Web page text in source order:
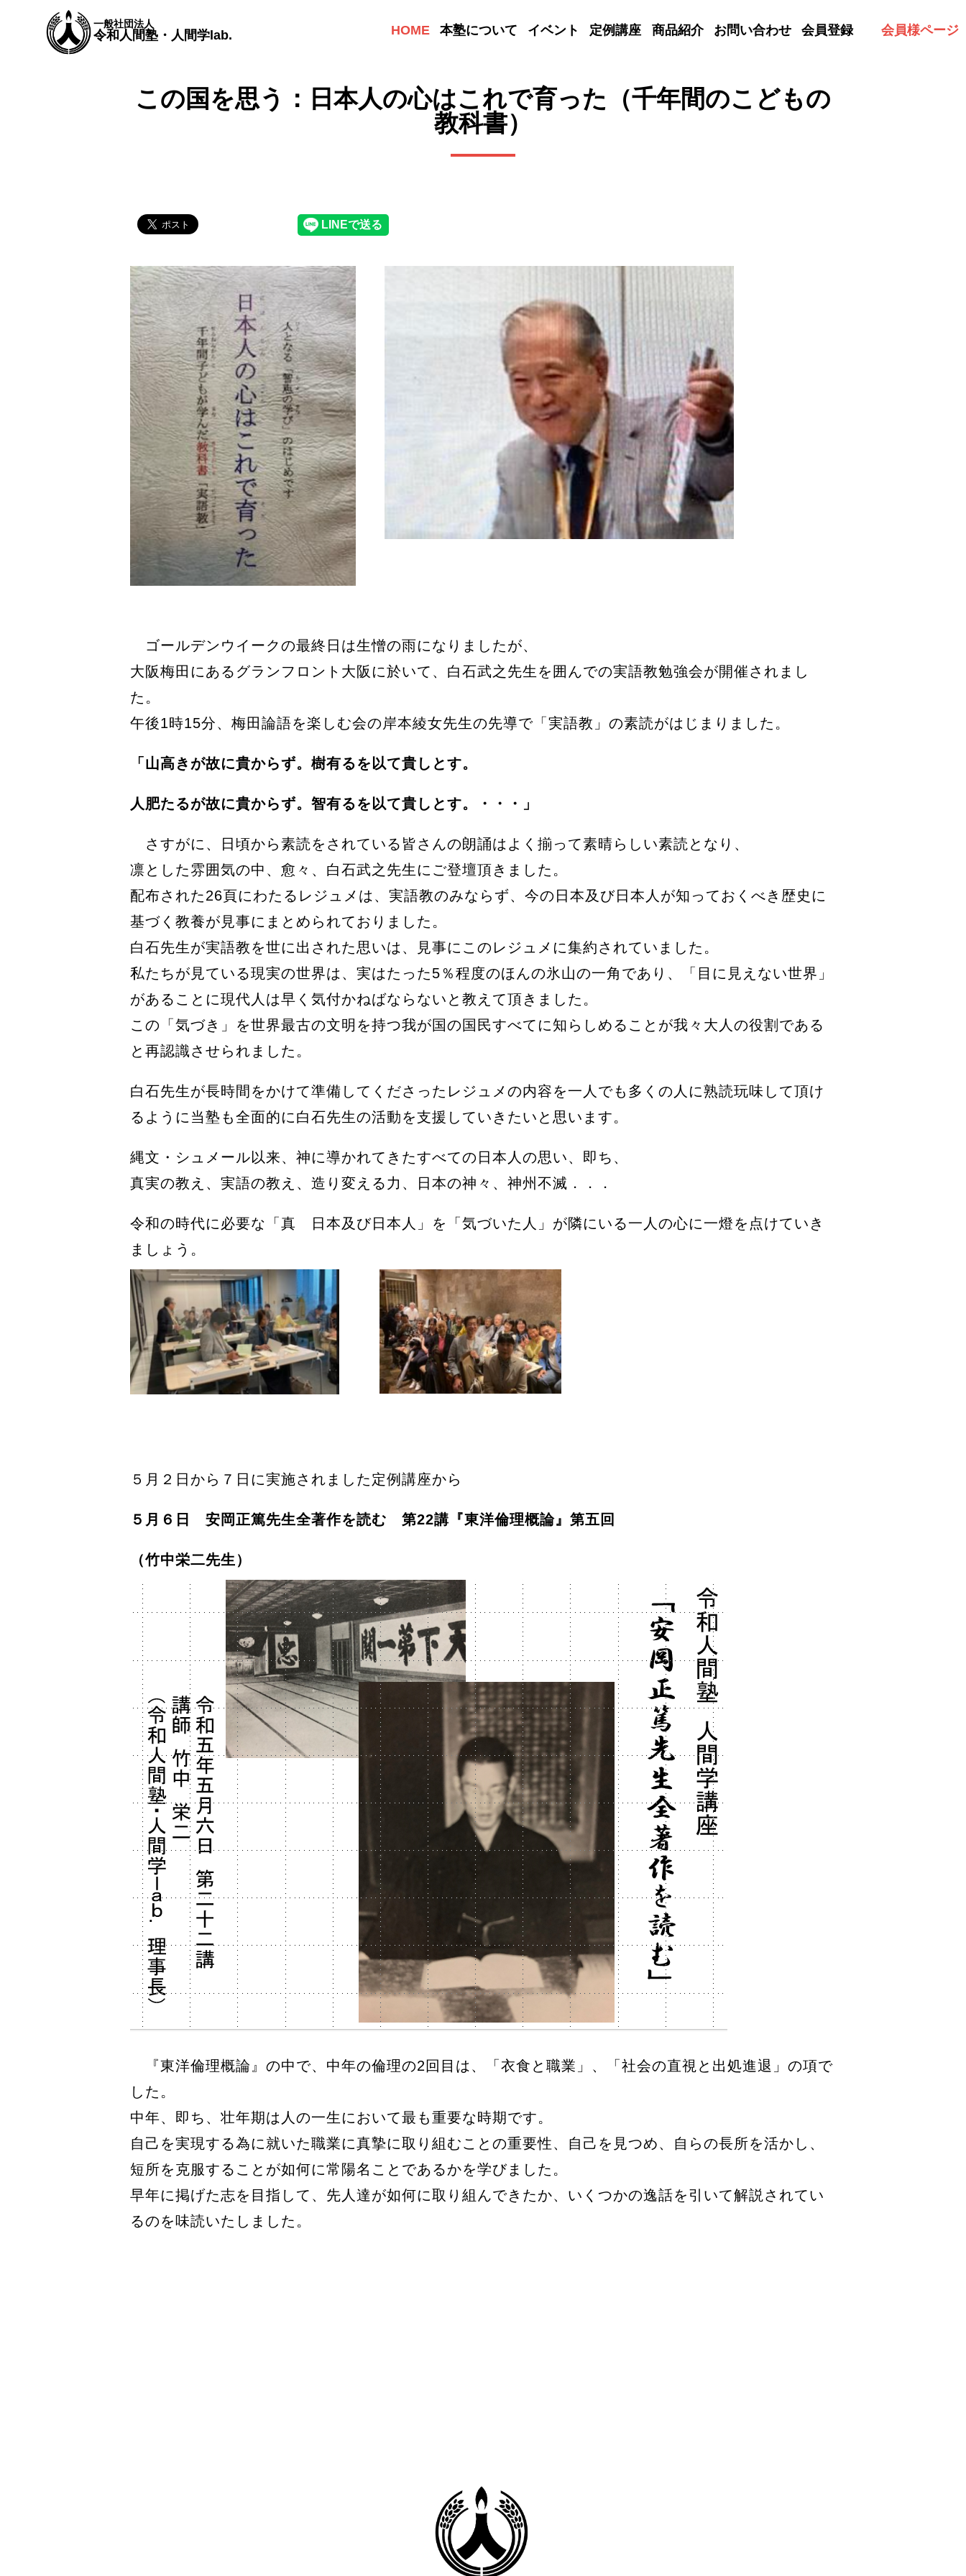
一般社団法人
令和人間塾・人間学lab. HOME 本塾について イベント 定例講座 商品紹介 お問い合わせ 会員登録 会員様ページ
この国を思う：日本人の心はこれで育った（千年間のこどもの
教科書）
ゴールデンウイークの最終日は生憎の雨になりましたが、
大阪梅田にあるグランフロント大阪に於いて、白石武之先生を囲んでの実語教勉強会が開催されまし
た。
午後1時15分、梅田論語を楽しむ会の岸本綾女先生の先導で「実語教」の素読がはじまりました。
「山高きが故に貴からず。樹有るを以て貴しとす。
人肥たるが故に貴からず。智有るを以て貴しとす。・・・」
さすがに、日頃から素読をされている皆さんの朗誦はよく揃って素晴らしい素読となり、
凛とした雰囲気の中、愈々、白石武之先生にご登壇頂きました。
配布された26頁にわたるレジュメは、実語教のみならず、今の日本及び日本人が知っておくべき歴史に
基づく教養が見事にまとめられておりました。
白石先生が実語教を世に出された思いは、見事にこのレジュメに集約されていました。
私たちが見ている現実の世界は、実はたった5％程度のほんの氷山の一角であり、「目に見えない世界」
があることに現代人は早く気付かねばならないと教えて頂きました。
この「気づき」を世界最古の文明を持つ我が国の国民すべてに知らしめることが我々大人の役割である
と再認識させられました。
白石先生が長時間をかけて準備してくださったレジュメの内容を一人でも多くの人に熟読玩味して頂け
るように当塾も全面的に白石先生の活動を支援していきたいと思います。
縄文・シュメール以来、神に導かれてきたすべての日本人の思い、即ち、
真実の教え、実語の教え、造り変える力、日本の神々、神州不滅．．．
令和の時代に必要な「真 日本及び日本人」を「気づいた人」が隣にいる一人の心に一燈を点けていき
ましょう。
５月２日から７日に実施されました定例講座から
５月６日 安岡正篤先生全著作を読む 第22講『東洋倫理概論』第五回
（竹中栄二先生）
『東洋倫理概論』の中で、中年の倫理の2回目は、「衣食と職業」、「社会の直視と出処進退」の項で
した。
中年、即ち、壮年期は人の一生において最も重要な時期です。
自己を実現する為に就いた職業に真摯に取り組むことの重要性、自己を見つめ、自らの長所を活かし、
短所を克服することが如何に常陽名ことであるかを学びました。
早年に掲げた志を目指して、先人達が如何に取り組んできたか、いくつかの逸話を引いて解説されてい
るのを味読いたしました。